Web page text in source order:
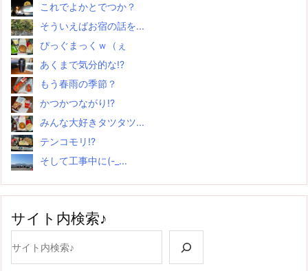
これでよかとでつか？
そういえばお宿の話を...
ぴっぐまっくｗ（ぇ
あくまで気分的な!?
もう春雨の季節？
かつかつながり!?
みんな大好きタツタツ...
テンコモリ!?
そして工事中に(-_...
サイト内検索♪